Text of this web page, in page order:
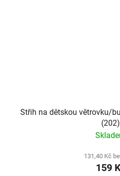
Střih na dětskou větrovku/
(202)
131,40 Kč
159